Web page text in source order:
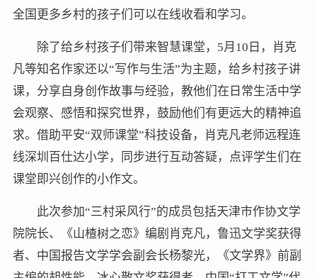
全国更多乡村的孩子们可以在线收看和学习。
除了给乡村孩子们带来智慧课堂，5月10日，肖克
凡等知名作家还以“写作与生活”为主题，给乡村孩子讲
课，分享自身创作故事与经验，教他们在日常生活中学
会观察、感悟和探究世界，鼓励他们有更远大的精神追
求。借助平安“双师课堂”科技设备，肖克凡老师远程连
线深圳百仕达小学，同步进行互动答疑，点评学生们在
课堂即兴创作的小作文。
此次参加“三村采风行”的成员包括天津市作协文学
院院长、《山楂树之恋》编剧肖克凡，鲁迅文学奖获得
者、中国报告文学学会副会长杨黎光，《文学界》前副